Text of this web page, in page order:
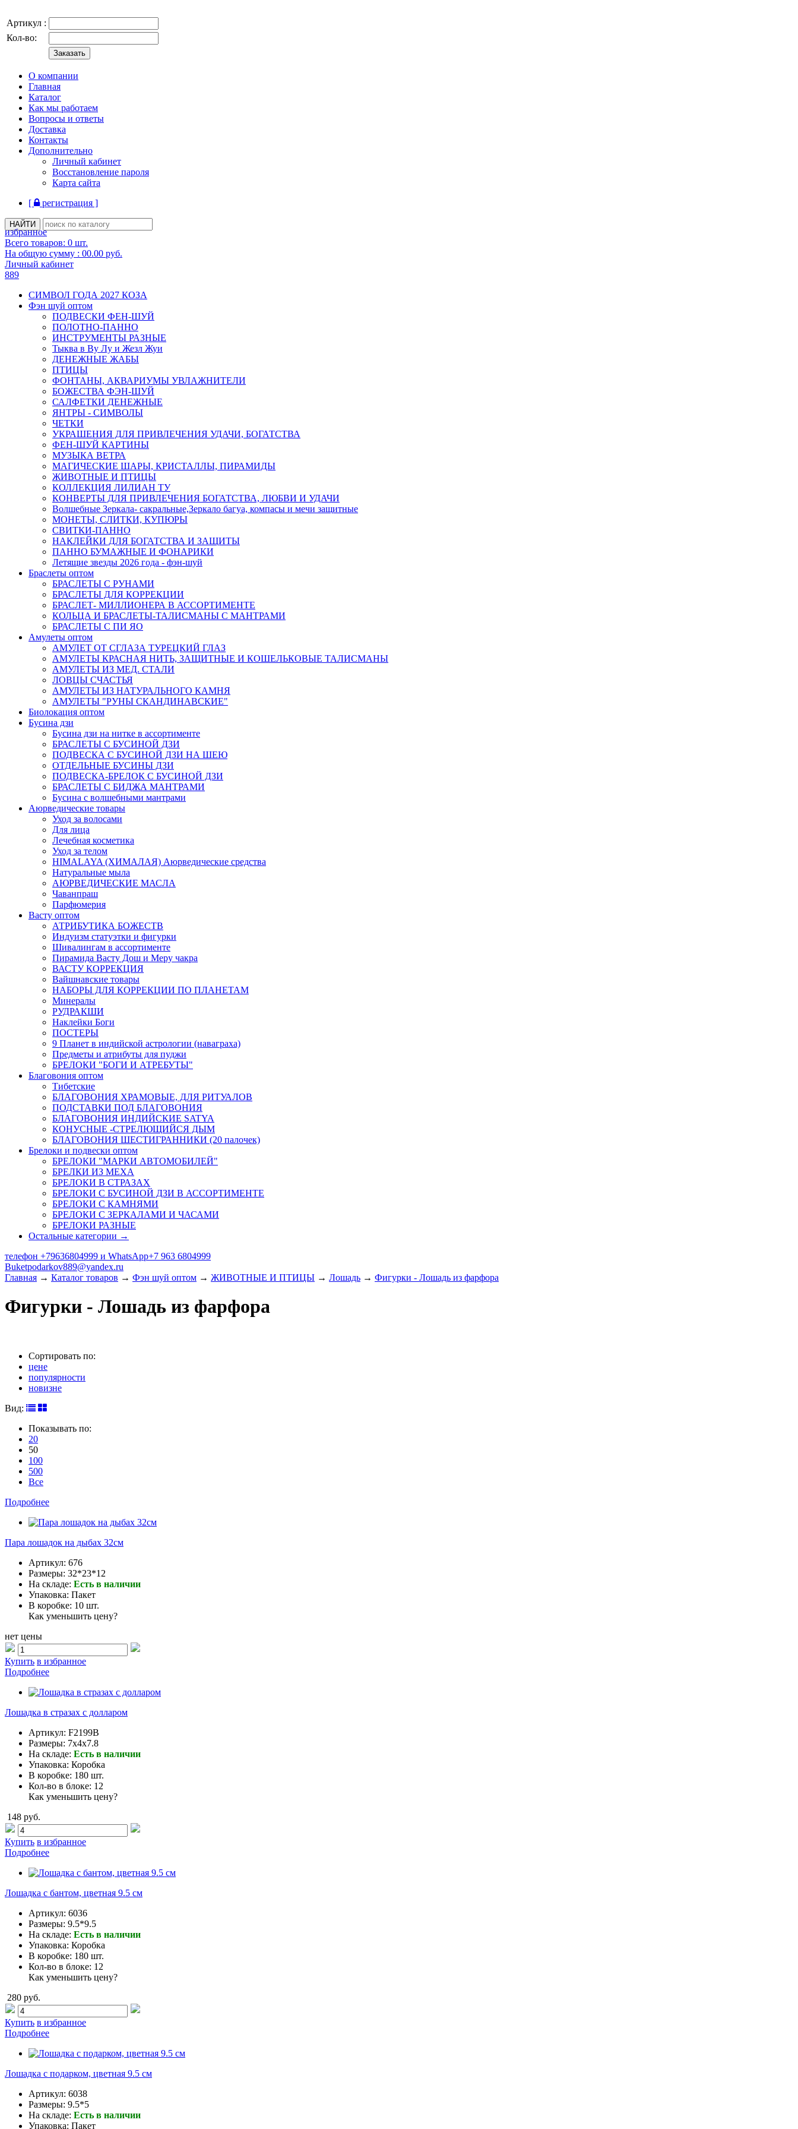
Артикул :
Кол-во:
О компании
Главная
Каталог
Как мы работаем
Вопросы и ответы
Доставка
Контакты
Дополнительно
Личный кабинет
Восстановление пароля
Карта сайта
[
регистрация ]
избранное
Всего товаров: 0 шт.
На общую сумму : 00.00 руб.
Личный кабинет
889
СИМВОЛ ГОДА 2027 КОЗА
Фэн шуй оптом
ПОДВЕСКИ ФЕН-ШУЙ
ПОЛОТНО-ПАННО
ИНСТРУМЕНТЫ РАЗНЫЕ
Тыква в Ву Лу и Жезл Жуи
ДЕНЕЖНЫЕ ЖАБЫ
ПТИЦЫ
ФОНТАНЫ, АКВАРИУМЫ УВЛАЖНИТЕЛИ
БОЖЕСТВА ФЭН-ШУЙ
САЛФЕТКИ ДЕНЕЖНЫЕ
ЯНТРЫ - СИМВОЛЫ
ЧЕТКИ
УКРАШЕНИЯ ДЛЯ ПРИВЛЕЧЕНИЯ УДАЧИ, БОГАТСТВА
ФЕН-ШУЙ КАРТИНЫ
МУЗЫКА ВЕТРА
МАГИЧЕСКИЕ ШАРЫ, КРИСТАЛЛЫ, ПИРАМИДЫ
ЖИВОТНЫЕ И ПТИЦЫ
КОЛЛЕКЦИЯ ЛИЛИАН ТУ
КОНВЕРТЫ ДЛЯ ПРИВЛЕЧЕНИЯ БОГАТСТВА, ЛЮБВИ И УДАЧИ
Волшебные Зеркала- сакральные,Зеркало багуа, компасы и мечи защитные
МОНЕТЫ, СЛИТКИ, КУПЮРЫ
СВИТКИ-ПАННО
НАКЛЕЙКИ ДЛЯ БОГАТСТВА И ЗАЩИТЫ
ПАННО БУМАЖНЫЕ И ФОНАРИКИ
Летящие звезды 2026 года - фэн-шуй
Браслеты оптом
БРАСЛЕТЫ С РУНАМИ
БРАСЛЕТЫ ДЛЯ КОРРЕКЦИИ
БРАСЛЕТ- МИЛЛИОНЕРА В АССОРТИМЕНТЕ
КОЛЬЦА И БРАСЛЕТЫ-ТАЛИСМАНЫ С МАНТРАМИ
БРАСЛЕТЫ С ПИ ЯО
Амулеты оптом
АМУЛЕТ ОТ СГЛАЗА ТУРЕЦКИЙ ГЛАЗ
АМУЛЕТЫ КРАСНАЯ НИТЬ, ЗАЩИТНЫЕ И КОШЕЛЬКОВЫЕ ТАЛИСМАНЫ
АМУЛЕТЫ ИЗ МЕД. СТАЛИ
ЛОВЦЫ СЧАСТЬЯ
АМУЛЕТЫ ИЗ НАТУРАЛЬНОГО КАМНЯ
АМУЛЕТЫ "РУНЫ СКАНДИНАВСКИЕ"
Биолокация оптом
Бусина дзи
Бусина дзи на нитке в ассортименте
БРАСЛЕТЫ С БУСИНОЙ ДЗИ
ПОДВЕСКА С БУСИНОЙ ДЗИ НА ШЕЮ
ОТДЕЛЬНЫЕ БУСИНЫ ДЗИ
ПОДВЕСКА-БРЕЛОК С БУСИНОЙ ДЗИ
БРАСЛЕТЫ С БИДЖА МАНТРАМИ
Бусина с волшебными мантрами
Аюрведические товары
Уход за волосами
Для лица
Лечебная косметика
Уход за телом
HIMALAYA (ХИМАЛАЯ) Аюрведические средства
Натуральные мыла
АЮРВЕДИЧЕСКИЕ МАСЛА
Чаванпраш
Парфюмерия
Васту оптом
АТРИБУТИКА БОЖЕСТВ
Индуизм статуэтки и фигурки
Шивалингам в ассортименте
Пирамида Васту Дош и Меру чакра
ВАСТУ КОРРЕКЦИЯ
Вайшнавские товары
НАБОРЫ ДЛЯ КОРРЕКЦИИ ПО ПЛАНЕТАМ
Минералы
РУДРАКШИ
Наклейки Боги
ПОСТЕРЫ
9 Планет в индийской астрологии (наваграха)
Предметы и атрибуты для пуджи
БРЕЛОКИ "БОГИ И АТРЕБУТЫ"
Благовония оптом
Тибетские
БЛАГОВОНИЯ ХРАМОВЫЕ, ДЛЯ РИТУАЛОВ
ПОДСТАВКИ ПОД БЛАГОВОНИЯ
БЛАГОВОНИЯ ИНДИЙСКИЕ SATYA
КОНУСНЫЕ -СТРЕЛЮЩИЙСЯ ДЫМ
БЛАГОВОНИЯ ШЕСТИГРАННИКИ (20 палочек)
Брелоки и подвески оптом
БРЕЛОКИ "МАРКИ АВТОМОБИЛЕЙ"
БРЕЛКИ ИЗ МЕХА
БРЕЛОКИ В СТРАЗАХ
БРЕЛОКИ С БУСИНОЙ ДЗИ В АССОРТИМЕНТЕ
БРЕЛОКИ С КАМНЯМИ
БРЕЛОКИ С ЗЕРКАЛАМИ И ЧАСАМИ
БРЕЛОКИ РАЗНЫЕ
Остальные категории →
телефон +79636804999 и WhatsApp+7 963 6804999
Buketpodarkov889@yandex.ru
Главная → Каталог товаров → Фэн шуй оптом → ЖИВОТНЫЕ И ПТИЦЫ → Лошадь → Фигурки - Лошадь из фарфора
Фигурки - Лошадь из фарфора
Сортировать по:
цене
популярности
новизне
Вид:
Показывать по:
20
50
100
500
Все
Подробнее
Пара лошадок на дыбах 32см
Артикул: 676
Размеры: 32*23*12
На складе: Есть в наличии
Упаковка: Пакет
В коробке: 10 шт.
Как уменьшить цену?
нет цены
Купить в избранное
Подробнее
Лошадка в стразах с долларом
Артикул: F2199B
Размеры: 7x4x7.8
На складе: Есть в наличии
Упаковка: Коробка
В коробке: 180 шт.
Кол-во в блоке: 12
Как уменьшить цену?
148 руб.
Купить в избранное
Подробнее
Лошадка с бантом, цветная 9.5 см
Артикул: 6036
Размеры: 9.5*9.5
На складе: Есть в наличии
Упаковка: Коробка
В коробке: 180 шт.
Кол-во в блоке: 12
Как уменьшить цену?
280 руб.
Купить в избранное
Подробнее
Лошадка с подарком, цветная 9.5 см
Артикул: 6038
Размеры: 9.5*5
На складе: Есть в наличии
Упаковка: Пакет